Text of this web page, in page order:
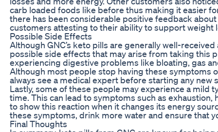
carb loaded foods like before thus making it easier
there has been considerable positive feedback
customers attesting to their ability to support weight
Possible Side Effects
Although GNC’s keto pills are generally well-
possible side effects that may arise from taking this
experiencing digestive problems like bloating, gas
Although most people stop having these symptoms
always see a medical expert before starting any
Lastly, some of these people may experience a mild
time. This can lead to symptoms such as
to show this reaction when it changes its energy
these symptoms, drink more water and ensure that
Final Thoughts